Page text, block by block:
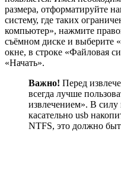
размера, отформатируйте
систему, где таких
компьютер», нажмите
съёмном диске и выберите
окне, в строке «Файловая
«Начать».
Важно! Перед
всегда лучше
извлечением». В силу
касательно usb
NTFS, это должно